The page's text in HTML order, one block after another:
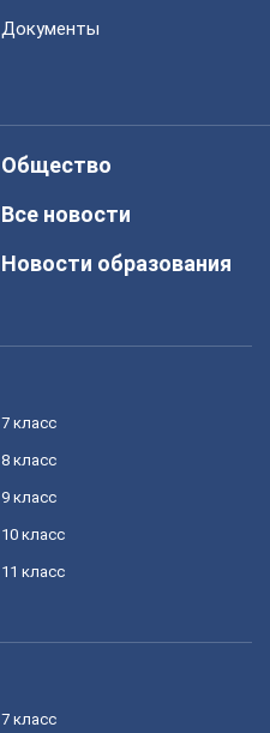
Документы
Общество
Все новости
Новости образования
7 класс
8 класс
9 класс
10 класс
11 класс
7 класс